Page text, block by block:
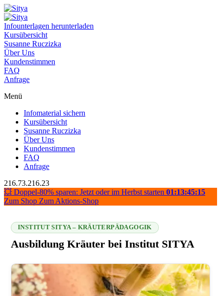
Infounterlagen herunterladen
Kursübersicht
Susanne Ruczizka
Über Uns
Kundenstimmen
FAQ
Anfrage
Menü
Infomaterial sichern
Kursübersicht
Susanne Ruczizka
Über Uns
Kundenstimmen
FAQ
Anfrage
216.73.216.23
💥 Doppel-80% sparen: Jetzt oder im Herbst starten 01:13:45:15
Zum Shop Zum Aktions-Shop
INSTITUT SITYA – KRÄUTERPÄDAGOGIK
Ausbildung Kräuter bei Institut SITYA
216.73.216.23 2026-08-08 10:13:37